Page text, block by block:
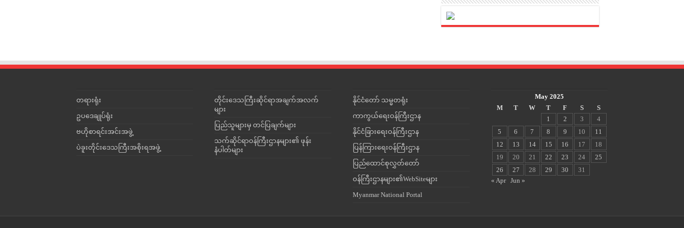
တရားရုံး
ဥပဒေချုပ်ရုံး
ဗဟိုစာရင်းအင်းအဖွဲ့
ပဲခူးတိုင်းဒေသကြီးအစိုးရအဖွဲ့
တိုင်းဒေသကြီးဆိုင်ရာအချက်အလက်
များ
ပြည်သူများမှ တင်ပြချက်များ
သက်ဆိုင်ရာဝန်ကြီးဌာနများ၏ ဖုန်း
နံပါတ်များ
နိုင်ငံတော် သမ္မတရုံး
ကာကွယ်ရေးဝန်ကြီးဌာန
နိုင်ငံခြားရေးဝန်ကြီးဌာန
ပြန်ကြားရေးဝန်ကြီးဌာန
ပြည်ထောင်စုလွှတ်တော်
ဝန်ကြီးဌာနများ၏WebSiteများ
Myanmar National Portal
May 2025
M
T W T F S
S
1
2 3
4
5
6 7 8 9 10
11
12
13 14 15 16 17
18
19
20 21 22 23 24
25
26
27 28 29 30
31
« Apr
Jun »